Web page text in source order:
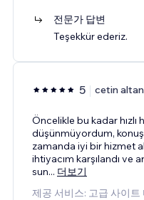
전문가 답변
Teşekkür ederiz.
5 cetin altan
Öncelikle bu kadar
düşünmüyordum,
zamanda iyi bir hizmet
ihtiyacım karşılandı ve
sun... 더보기
제공 서비스: 고급 사이트